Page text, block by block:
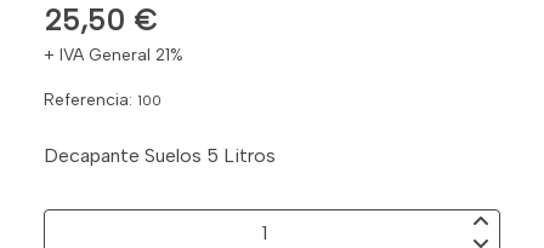
25,50 €
+ IVA General 21%
Referencia: 100
Decapante Suelos 5 Litros